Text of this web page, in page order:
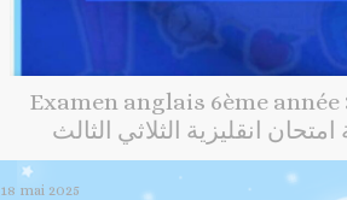
Examen anglais 6ème
انقليزية الثلاثي الثالث
18 mai 2025